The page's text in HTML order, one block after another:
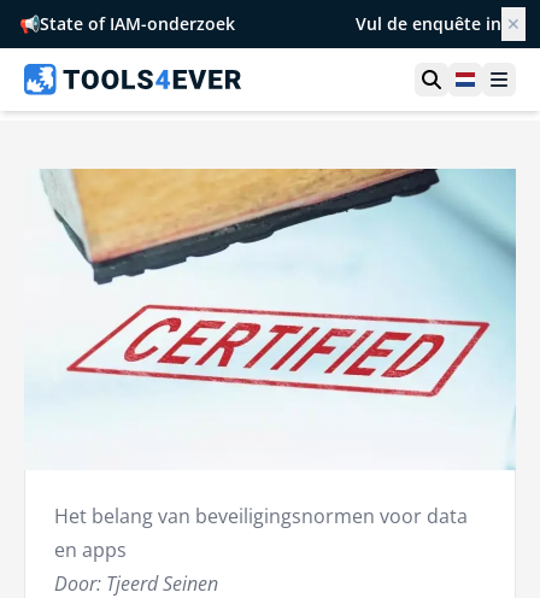
📢State of IAM-onderzoek Vul de enquête in ✕
Toon zoek
Het belang van beveiligingsnormen voor data
en apps
Door: Tjeerd Seinen